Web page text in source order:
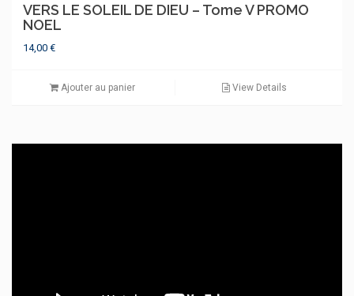
VERS LE SOLEIL DE DIEU – Tome V PROMO
NOEL
14,00 €
Ajouter au panier View Details